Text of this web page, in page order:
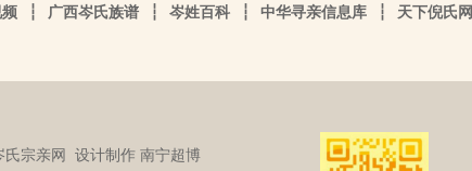
┆ 广西岑氏族谱 ┆ 岑姓百科 ┆ 中华寻亲信息库 ┆ 天下倪氏网
氏宗亲网 设计制作 南宁超博